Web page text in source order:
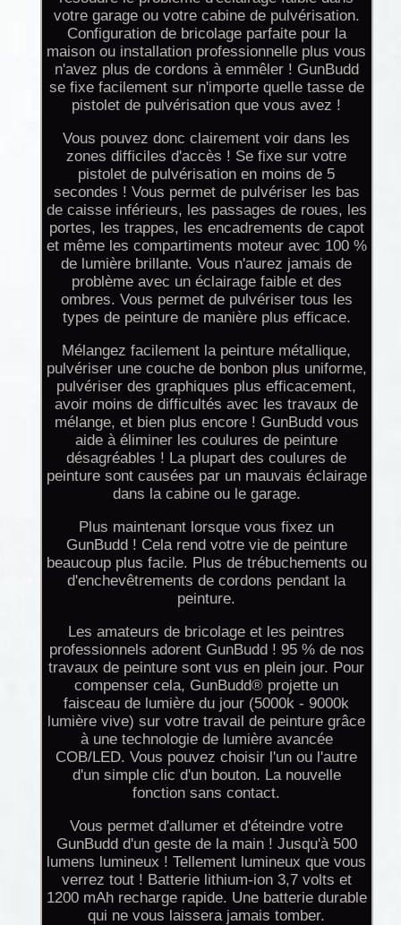
votre garage ou votre cabine de pulvérisation.
Configuration de bricolage parfaite pour la
maison ou installation professionnelle plus vous
n'avez plus de cordons à emmêler ! GunBudd
se fixe facilement sur n'importe quelle tasse de
pistolet de pulvérisation que vous avez !
Vous pouvez donc clairement voir dans les
zones difficiles d'accès ! Se fixe sur votre
pistolet de pulvérisation en moins de 5
secondes ! Vous permet de pulvériser les bas
de caisse inférieurs, les passages de roues, les
portes, les trappes, les encadrements de capot
et même les compartiments moteur avec 100 %
de lumière brillante. Vous n'aurez jamais de
problème avec un éclairage faible et des
ombres. Vous permet de pulvériser tous les
types de peinture de manière plus efficace.
Mélangez facilement la peinture métallique,
pulvériser une couche de bonbon plus uniforme,
pulvériser des graphiques plus efficacement,
avoir moins de difficultés avec les travaux de
mélange, et bien plus encore ! GunBudd vous
aide à éliminer les coulures de peinture
désagréables ! La plupart des coulures de
peinture sont causées par un mauvais éclairage
dans la cabine ou le garage.
Plus maintenant lorsque vous fixez un
GunBudd ! Cela rend votre vie de peinture
beaucoup plus facile. Plus de trébuchements ou
d'enchevêtrements de cordons pendant la
peinture.
Les amateurs de bricolage et les peintres
professionnels adorent GunBudd ! 95 % de nos
travaux de peinture sont vus en plein jour. Pour
compenser cela, GunBudd® projette un
faisceau de lumière du jour (5000k - 9000k
lumière vive) sur votre travail de peinture grâce
à une technologie de lumière avancée
COB/LED. Vous pouvez choisir l'un ou l'autre
d'un simple clic d'un bouton. La nouvelle
fonction sans contact.
Vous permet d'allumer et d'éteindre votre
GunBudd d'un geste de la main ! Jusqu'à 500
lumens lumineux ! Tellement lumineux que vous
verrez tout ! Batterie lithium-ion 3,7 volts et
1200 mAh recharge rapide. Une batterie durable
qui ne vous laissera jamais tomber.